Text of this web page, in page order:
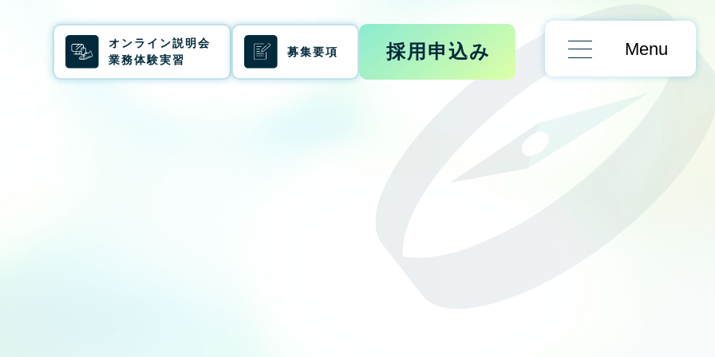
オンライン説明会
業務体験実習
募集要項 採用申込み Menu